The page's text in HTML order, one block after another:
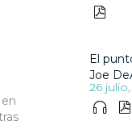

El
Joe
26
 